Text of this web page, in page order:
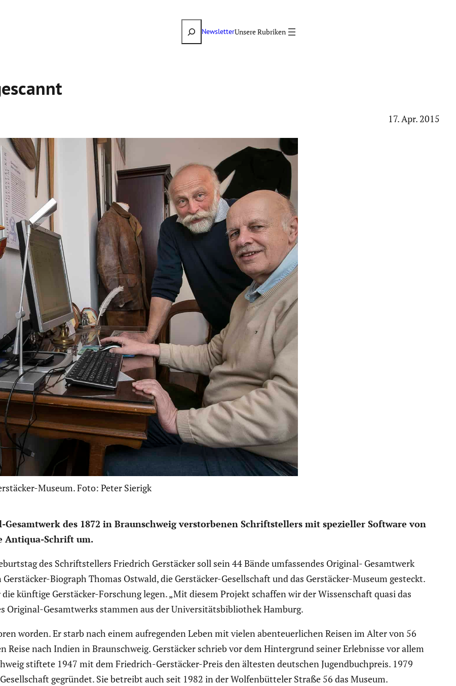
SuchenNewsletter
17. Apr. 2015
Museum. Foto: Peter Sierigk
des 1872 in Braun­schweig verstor­benen Schrift­stel­lers mit spezi­eller Software von
Antiqua-Schrift um.
des Schrift­stel­lers Friedrich Gerstä­cker soll sein 44 Bände umfas­sendes Original- Gesamt­werk
Biograph Thomas Ostwald, die Gerstä­cker-Gesell­schaft und das Gerstä­cker-Museum gesteckt.
künftige Gerstä­cker-Forschung legen. „Mit diesem Projekt schaffen wir der Wissen­schaft quasi das
Original-Gesamt­werks stammen aus der Univer­si­täts­bi­blio­thek Hamburg.
worden. Er starb nach einem aufre­genden Leben mit vielen abenteu­er­li­chen Reisen im Alter von 56
nach Indien in Braun­schweig. Gerstä­cker schrieb vor dem Hinter­grund seiner Erleb­nisse vor allem
stiftete 1947 mit dem Friedrich-Gerstä­cker-Preis den ältesten deutschen Jugend­buch­preis. 1979
gegründet. Sie betreibt auch seit 1982 in der Wolfen­büt­teler Straße 56 das Museum.